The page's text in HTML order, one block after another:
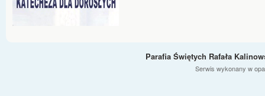
Parafia Świętych Rafała
Serwis wykonany w